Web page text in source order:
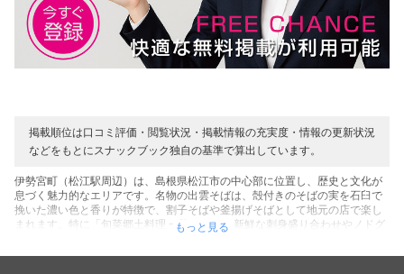
掲載順位は口コミ評価・閲覧状況・掲載情報の充実度・情報の更新状況
などをもとにスナックブック独自の基準で算出しています。
伊勢宮町（松江駅周辺）は、島根県松江市の中心部に位置し、歴史と文化が
息づく魅力的なエリアです。名物の出雲そばは、殻付きのそばの実を石臼で
挽いた濃い色と香りが特徴で、割子そばや釜揚げそばとして地元の店で楽し
まれます。特に「旬菜郷土料理 一隆」では、新鮮な刺身盛り合わせやノドグ
もっと見る